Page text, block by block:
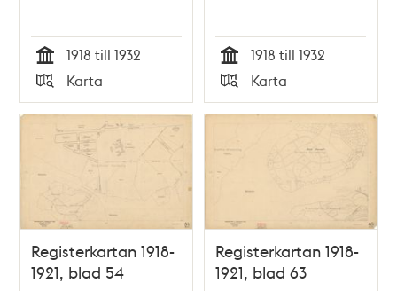
Tid
1918 till 1932
Typ
Karta Tid
1918 till 1932
Typ
Karta
Registerkartan 1918-
1921, blad 54
Registerkartan 1918-
1921, blad 63